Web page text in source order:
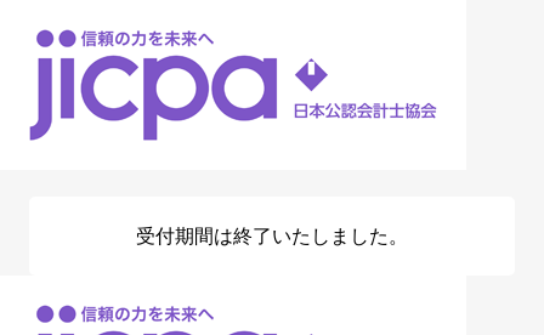
受付期間は終了いたしました。